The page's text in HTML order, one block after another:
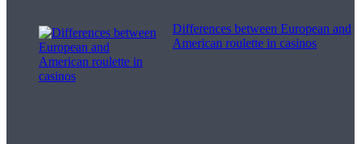
Differences between European and
American roulette in casinos